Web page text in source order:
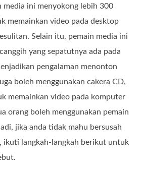
media ini menyokong lebih 300
memainkan video pada desktop
Selain itu, pemain media ini
yang sepatutnya ada pada
pengalaman menonton
boleh menggunakan cakera CD,
memainkan video pada komputer
orang boleh menggunakan pemain
jika anda tidak mahu bersusah
ikuti langkah-langkah berikut untuk